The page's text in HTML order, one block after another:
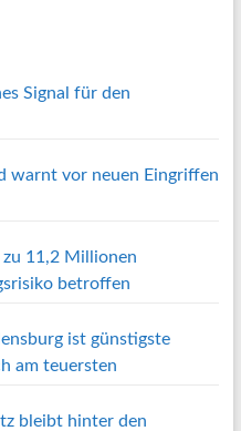
Signal für den
warnt vor neuen Eingriffen
11,2 Millionen
betroffen
ist günstigste
am teuersten
bleibt hinter den